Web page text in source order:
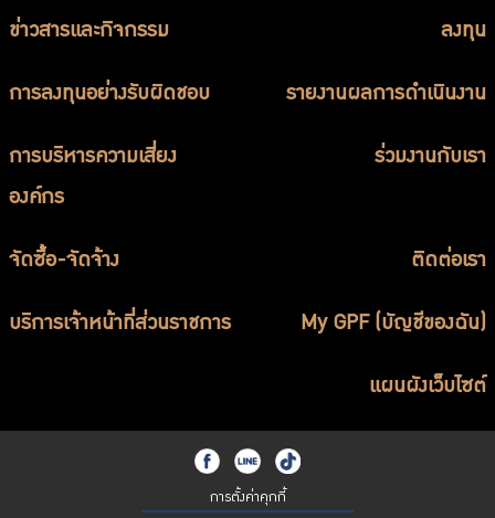
ข่าวสารและกิจกรรม ลงทุน
การลงทุนอย่างรับผิดชอบ รายงานผลการดำเนินงาน
การบริหารความเสี่ยง
องค์กร
ร่วมงานกับเรา
จัดซื้อ-จัดจ้าง ติดต่อเรา
บริการเจ้าหน้าที่ส่วนราชการ My GPF (บัญชีของฉัน)
แผนผังเว็บไซต์
การตั้งค่าคุกกี้